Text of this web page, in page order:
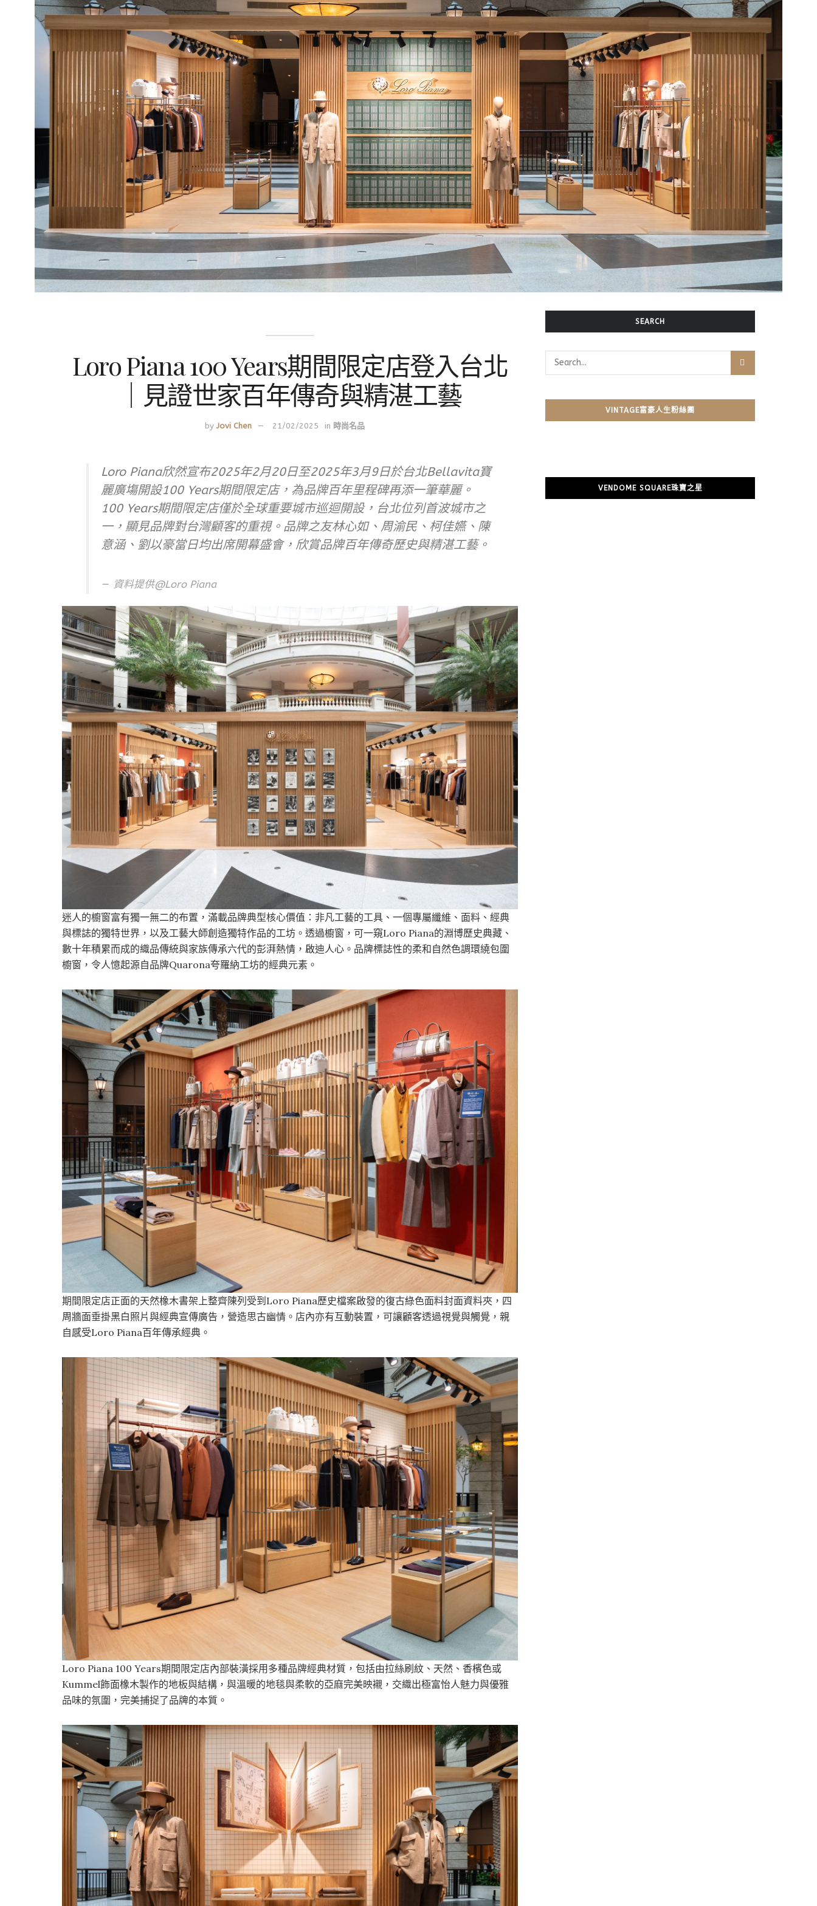
Loro Piana 100 Years期間限定店登入台北
｜見證世家百年傳奇與精湛工藝
by Jovi Chen 21/02/2025 in 時尚名品
Loro Piana欣然宣布2025年2月20日至2025年3月9日於台北Bellavita寶
麗廣塲開設100 Years期間限定店，為品牌百年里程碑再添一筆華麗。
100 Years期間限定店僅於全球重要城市巡迴開設，台北位列首波城市之
一，顯見品牌對台灣顧客的重視。品牌之友林心如、周渝民、柯佳嬿、陳
意涵、劉以豪當日均出席開幕盛會，欣賞品牌百年傳奇歷史與精湛工藝。
資料提供@Loro Piana
迷人的櫥窗富有獨一無二的布置，滿載品牌典型核心價值：非凡工藝的工具、一個專屬纖維、面料、經典
與標誌的獨特世界，以及工藝大師創造獨特作品的工坊。透過櫥窗，可一窺Loro Piana的淵博歷史典藏、
數十年積累而成的織品傳統與家族傳承六代的彭湃熱情，啟迪人心。品牌標誌性的柔和自然色調環繞包圍
櫥窗，令人憶起源自品牌Quarona夸羅納工坊的經典元素。
期間限定店正面的天然橡木書架上整齊陳列受到Loro Piana歷史檔案啟發的復古綠色面料封面資料夾，四
周牆面垂掛黑白照片與經典宣傳廣告，營造思古幽情。店內亦有互動裝置，可讓顧客透過視覺與觸覺，親
自感受Loro Piana百年傳承經典。
Loro Piana 100 Years期間限定店內部裝潢採用多種品牌經典材質，包括由拉絲刷紋、天然、香檳色或
Kummel飾面橡木製作的地板與結構，與溫暖的地毯與柔軟的亞麻完美映襯，交織出極富怡人魅力與優雅
品味的氛圍，完美捕捉了品牌的本質。
SEARCH
VINTAGE富豪人生粉絲團
VENDOME SQUARE珠寶之星